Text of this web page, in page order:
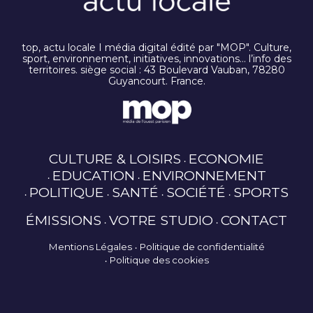
top, actu locale I média digital édité par "MOP". Culture,
sport, environnement, initiatives, innovations… l’info des
territoires. siège social : 43 Boulevard Vauban, 78280
Guyancourt. France.
CULTURE & LOISIRS ECONOMIE
EDUCATION ENVIRONNEMENT
POLITIQUE SANTÉ SOCIÉTÉ SPORTS
ÉMISSIONS VOTRE STUDIO CONTACT
Mentions Légales
Politique de confidentialité
Politique des cookies